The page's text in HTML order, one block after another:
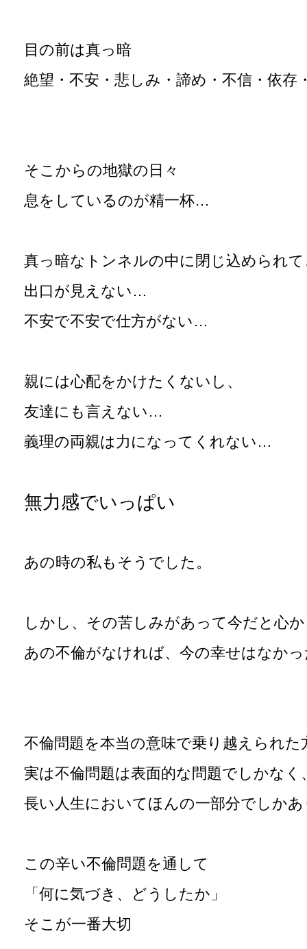
目の前は真っ暗
絶望・不安・悲しみ・諦め・不信・依
そこからの地獄の日々
息をしているのが精一杯…
真っ暗なトンネルの中に閉じ込められて
出口が見えない…
不安で不安で仕方がない…
親には心配をかけたくないし、
友達にも言えない…
義理の両親は力になってくれない…
無力感でいっぱい
あの時の私もそうでした。
しかし、その苦しみがあって今だと心
あの不倫がなければ、今の幸せはなか
不倫問題を本当の意味で乗り越えられた
実は不倫問題は表面的な問題でしかなく
長い人生においてほんの一部分でしか
この辛い不倫問題を通して
「何に気づき、どうしたか」
そこが一番大切